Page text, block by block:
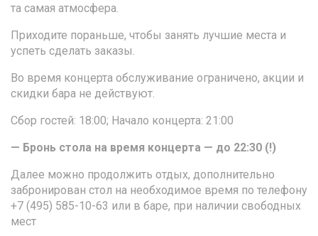
та самая атмосфера.
Приходите пораньше, чтобы занять лучшие места и
успеть сделать заказы.
Во время концерта обслуживание ограничено, акции и
скидки бара не действуют.
Сбор гостей: 18:00; Начало концерта: 21:00
— Бронь стола на время концерта — до 22:30 (!)
Далее можно продолжить отдых, дополнительно
забронирован стол на необходимое время по телефону
+7 (495) 585-10-63 или в баре, при наличии свободных
мест